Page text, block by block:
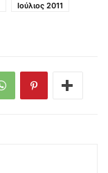
Ιούλιος 2011